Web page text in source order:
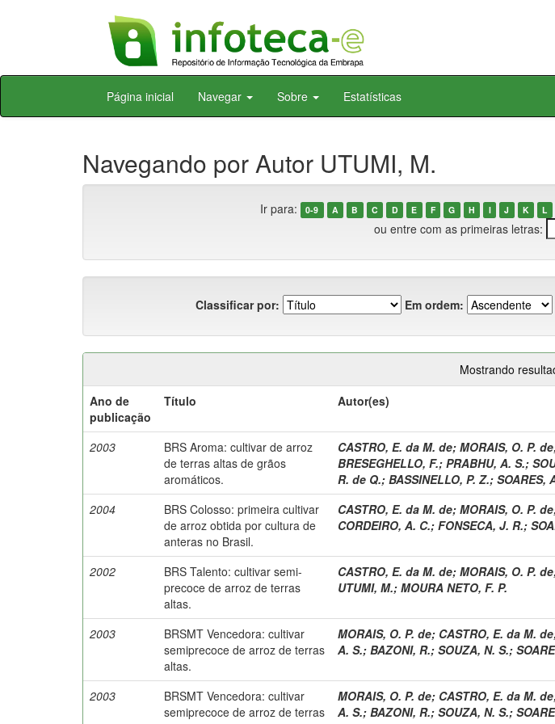
Skip
Página inicial Navegar Sobre Estatísticas
Navegando por Autor UTUMI, M.
Ir para: 0-9 A B C D E F G H I J K L
ou entre com as primeiras letras:
Classificar por: Em ordem:
Mostrando
Ano de
publicação
Título Autor(es)
2003
BRS Aroma: cultivar de arroz
de terras altas de grãos
aromáticos.
CASTRO, E. da M. de; MORAIS, O. P. de
BRESEGHELLO, F.; PRABHU, A. S.;
R. de Q.; BASSINELLO, P. Z.; SOARES,
2004
BRS Colosso: primeira cultivar
de arroz obtida por cultura de
anteras no Brasil.
CASTRO, E. da M. de; MORAIS, O. P. de
CORDEIRO, A. C.; FONSECA, J. R.;
2002
BRS Talento: cultivar semi-
precoce de arroz de terras
altas.
CASTRO, E. da M. de; MORAIS, O. P. de
UTUMI, M.; MOURA NETO, F. P.
2003
BRSMT Vencedora: cultivar
semiprecoce de arroz de terras
altas.
MORAIS, O. P. de; CASTRO, E. da M. de
A. S.; BAZONI, R.; SOUZA, N. S.;
2003
BRSMT Vencedora: cultivar
semiprecoce de arroz de terras
MORAIS, O. P. de; CASTRO, E. da M. de
A. S.; BAZONI, R.; SOUZA, N. S.;